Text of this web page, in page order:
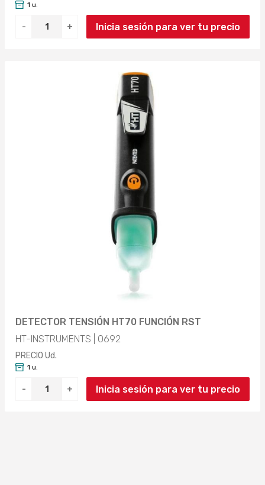
- +
1 u.
Inicia sesión para ver tu precio
DETECTOR TENSIÓN HT70 FUNCIÓN RST
HT-INSTRUMENTS | 0692
PRECIO Ud.
- +
1 u.
Inicia sesión para ver tu precio